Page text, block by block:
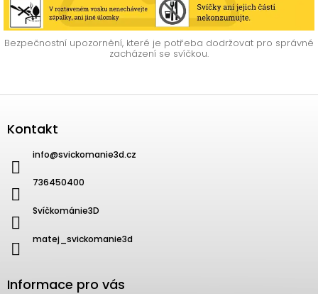
Bezpečnostní upozornění, které je potřeba dodržovat pro správné
zacházení se svíčkou.
Kontakt
info@svickomanie3d.cz
736450400
Svíčkománie3D
matej_svickomanie3d
Informace pro vás